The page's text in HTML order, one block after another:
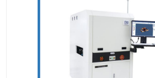
TX 全自动高速贴片机